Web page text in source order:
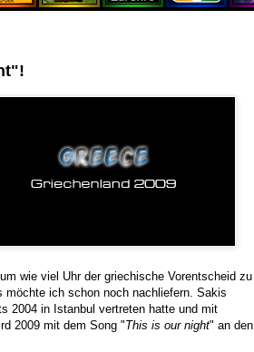
wie viel Uhr der griechische Vorentscheid zu
möchte ich schon noch nachliefern. Sakis
2004 in Istanbul vertreten hatte und mit
2009 mit dem Song "This is our night" an den